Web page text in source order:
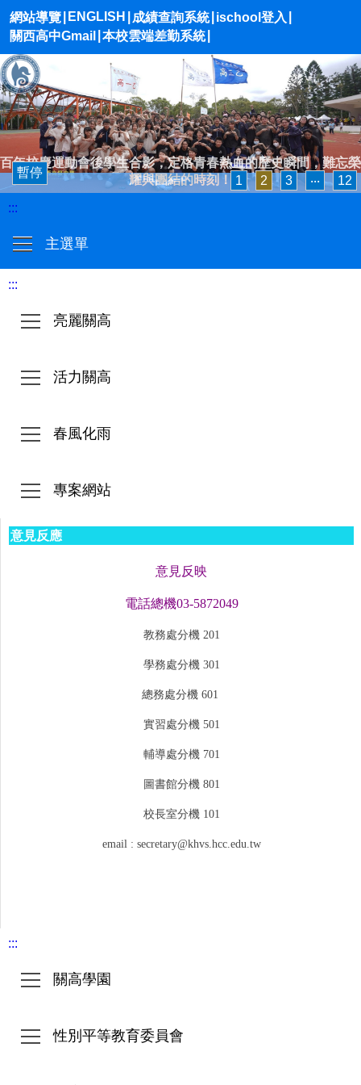
網站導覽 ENGLISH 成績查詢系統 ischool登入
關西高中Gmail
本校雲端差勤系統
暫停
1 2 3 ‧‧‧ 12
百年校慶運動會後學生合影，定格青春熱血的歷史瞬間，難忘榮
耀與團結的時刻！
:::
主選單
:::
亮麗關高
活力關高
春風化雨
專案網站
意見反應
意見反映
電話總機03-5872049
教務處分機 201
學務處分機 301
總務處分機 601
實習處分機 501
輔導處分機 701
圖書館分機 801
校長室分機 101
email : secretary@khvs.hcc.edu.tw
:::
關高學園
性別平等教育委員會